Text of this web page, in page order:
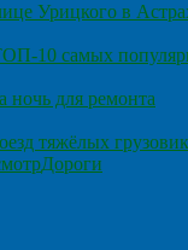
Урицкого в
10 самых
ночь для ремонта
тяжёлых
Дороги